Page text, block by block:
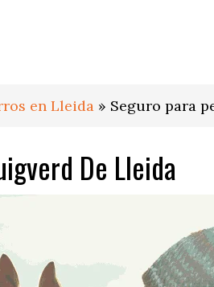
en Lleida » Seguro para
De Lleida